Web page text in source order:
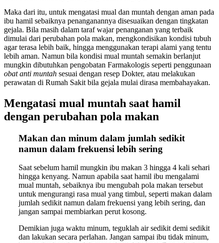
Maka dari itu, untuk mengatasi mual dan muntah dengan aman pada
ibu hamil sebaiknya penanganannya disesuaikan dengan tingkatan
gejala. Bila masih dalam taraf wajar penanganan yang terbaik
dimulai dari perubahan pola makan, mengkondisikan kondisi tubuh
agar terasa lebih baik, hingga menggunakan terapi alami yang tentu
lebih aman. Namun bila kondisi mual muntah semakin berlanjut
mungkin dibutuhkan pengobatan Farmakologis seperti penggunaan
obat anti muntah sesuai dengan resep Dokter, atau melakukan
perawatan di Rumah Sakit bila gejala mulai dirasa membahayakan.
Mengatasi mual muntah saat hamil
dengan perubahan pola makan
Makan dan minum dalam jumlah sedikit
namun dalam frekuensi lebih sering
Saat sebelum hamil mungkin ibu makan 3 hingga 4 kali sehari
hingga kenyang. Namun apabila saat hamil ibu mengalami
mual muntah, sebaiknya ibu mengubah pola makan tersebut
untuk mengurangi rasa mual yang timbul, seperti makan dalam
jumlah sedikit namun dalam frekuensi yang lebih sering, dan
jangan sampai membiarkan perut kosong.
Demikian juga waktu minum, teguklah air sedikit demi sedikit
dan lakukan secara perlahan. Jangan sampai ibu tidak minum,